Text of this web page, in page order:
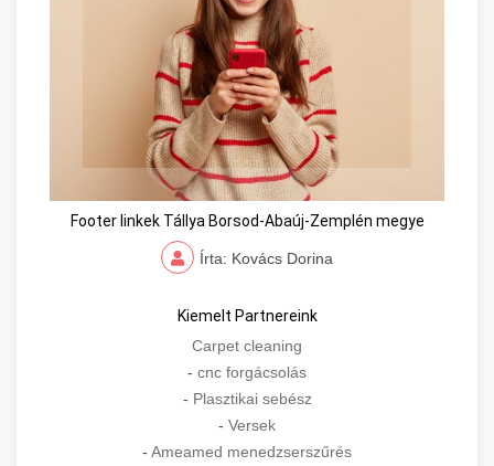
Footer linkek Tállya Borsod-Abaúj-Zemplén megye
Írta: Kovács Dorina
Kiemelt Partnereink
Carpet cleaning
- cnc forgácsolás
- Plasztikai sebész
- Versek
- Ameamed menedzserszűrés